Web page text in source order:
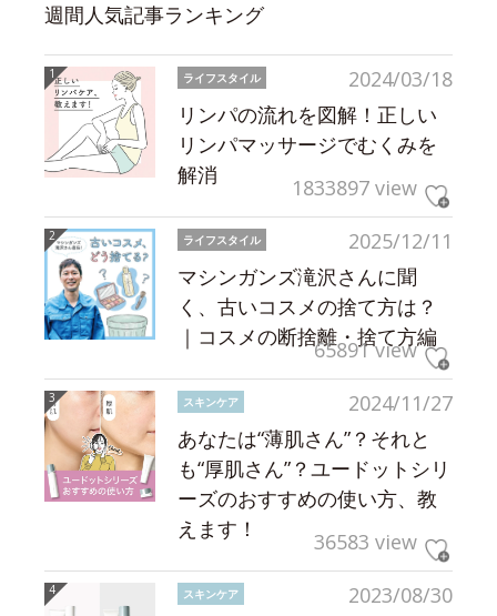
週間人気記事ランキング
2024/03/18
ライフスタイル
リンパの流れを図解！正しい
リンパマッサージでむくみを
解消
1833897 view
2025/12/11
ライフスタイル
マシンガンズ滝沢さんに聞
く、古いコスメの捨て方は？
｜コスメの断捨離・捨て方編
65891 view
2024/11/27
スキンケア
あなたは“薄肌さん”？それと
も“厚肌さん”？ユードットシリ
ーズのおすすめの使い方、教
えます！
36583 view
2023/08/30
スキンケア